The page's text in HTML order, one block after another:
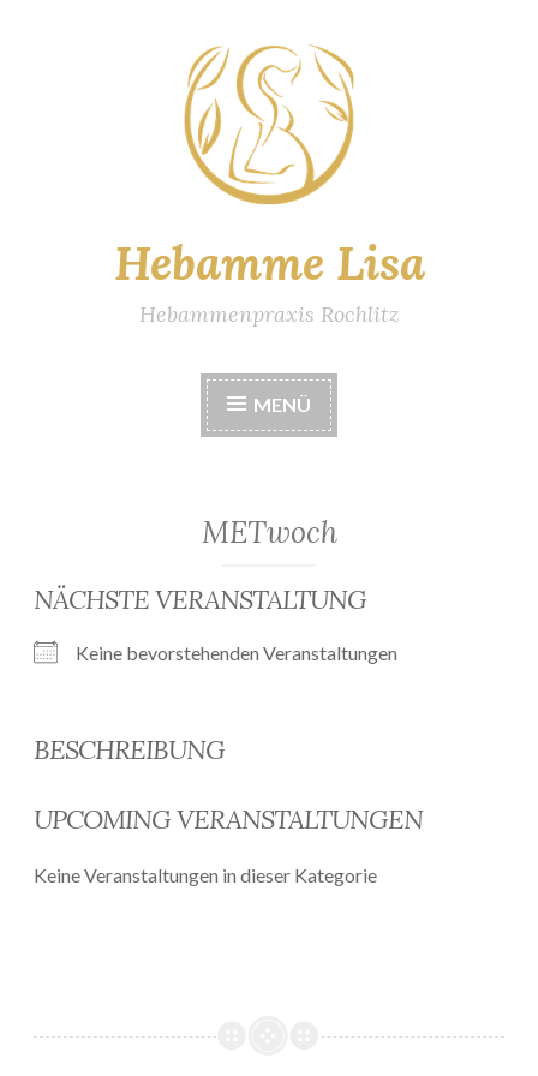
Hebamme Lisa
Hebammenpraxis Rochlitz
MENÜ
METwoch
NÄCHSTE VERANSTALTUNG
Keine bevorstehenden Veranstaltungen
BESCHREIBUNG
UPCOMING VERANSTALTUNGEN
Keine Veranstaltungen in dieser Kategorie